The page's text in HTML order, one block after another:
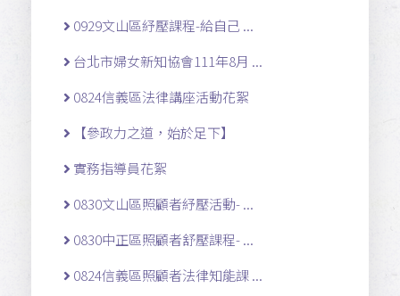
0929文山區紓壓課程-給自己 ...
台北市婦女新知協會111年8月 ...
0824信義區法律講座活動花絮
【參政力之道，始於足下】
實務指導員花絮
0830文山區照顧者紓壓活動- ...
0830中正區照顧者舒壓課程- ...
0824信義區照顧者法律知能課 ...